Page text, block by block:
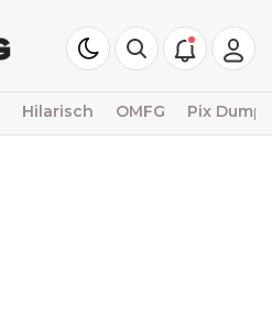
Hilarisch OMFG Pix Dump